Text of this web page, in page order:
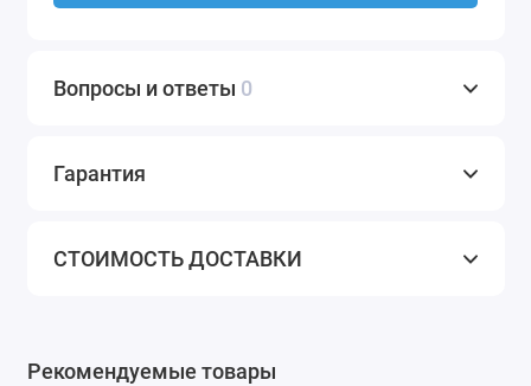
Вопросы и ответы 0
Гарантия
СТОИМОСТЬ ДОСТАВКИ
Рекомендуемые товары